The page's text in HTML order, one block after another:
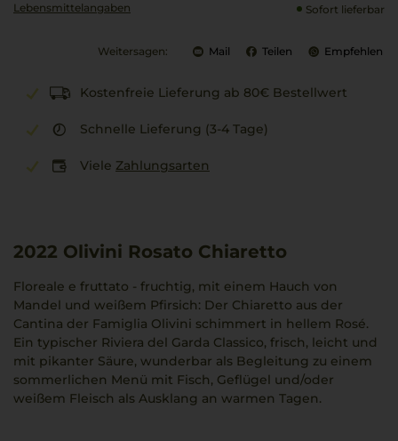
Lebensmittel­angaben Sofort lieferbar
Weitersagen: Mail Teilen Empfehlen
Kostenfreie Lieferung ab 80€ Bestellwert
Schnelle Lieferung (3-4 Tage)
Viele Zahlungsarten
2022 Olivini Rosato Chiaretto
Floreale e fruttato - fruchtig, mit einem Hauch von
Mandel und weißem Pfirsich: Der Chiaretto aus der
Cantina der Famiglia Olivini schimmert in hellem Rosé.
Ein typischer Riviera del Garda Classico, frisch, leicht und
mit pikanter Säure, wunderbar als Begleitung zu einem
sommerlichen Menü mit Fisch, Geflügel und/oder
weißem Fleisch als Ausklang an warmen Tagen.